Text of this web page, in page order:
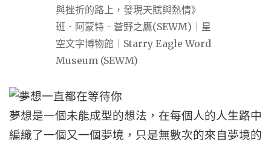
夢想是一個未能成型的想法，在每個人的人生路中
編織了一個又一個夢境，只是無數次的來自夢境的